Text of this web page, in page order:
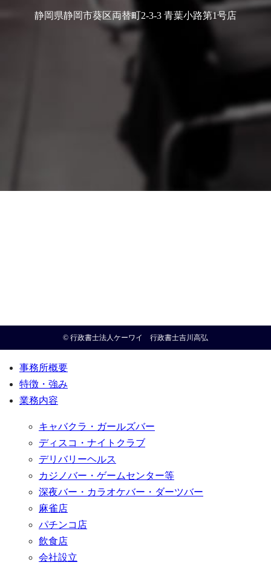
静岡県静岡市葵区両替町2-3-3 青葉小路第1号店
© 行政書士法人ケーワイ 行政書士吉川高弘
事務所概要
特徴・強み
業務内容
キャバクラ・ガールズバー
ディスコ・ナイトクラブ
デリバリーヘルス
カジノバー・ゲームセンター等
深夜バー・カラオケバー・ダーツバー
麻雀店
パチンコ店
飲食店
会社設立